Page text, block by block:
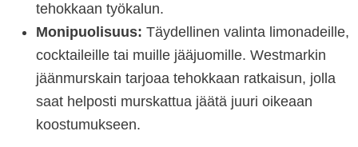
tehokkaan työkalun.
Monipuolisuus: Täydellinen valinta limonadeille,
cocktaileille tai muille jääjuomille. Westmarkin
jäänmurskain tarjoaa tehokkaan ratkaisun, jolla
saat helposti murskattua jäätä juuri oikeaan
koostumukseen.